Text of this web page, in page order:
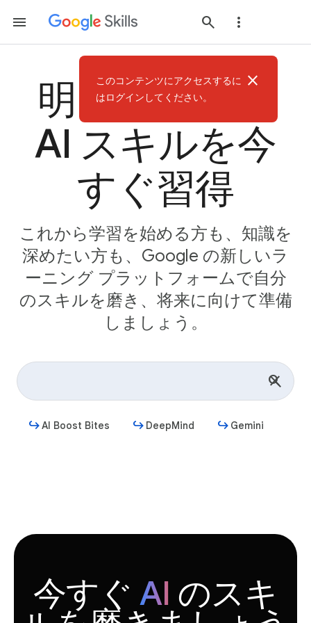
明日のための
AI スキルを今
すぐ習得
これから学習を始める方も、知識を
深めたい方も、Google の新しいラ
ーニング プラットフォームで自分
のスキルを磨き、将来に向けて準備
しましょう。
AI Boost Bites DeepMind Gemini
今すぐAI のスキ
このコンテンツにアクセスするに
はログインしてください。
close